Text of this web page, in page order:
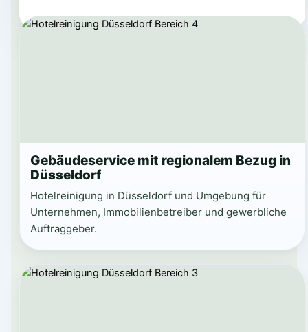
Gebäudeservice mit regionalem Bezug in
Düsseldorf
Hotelreinigung in Düsseldorf und Umgebung für
Unternehmen, Immobilienbetreiber und gewerbliche
Auftraggeber.